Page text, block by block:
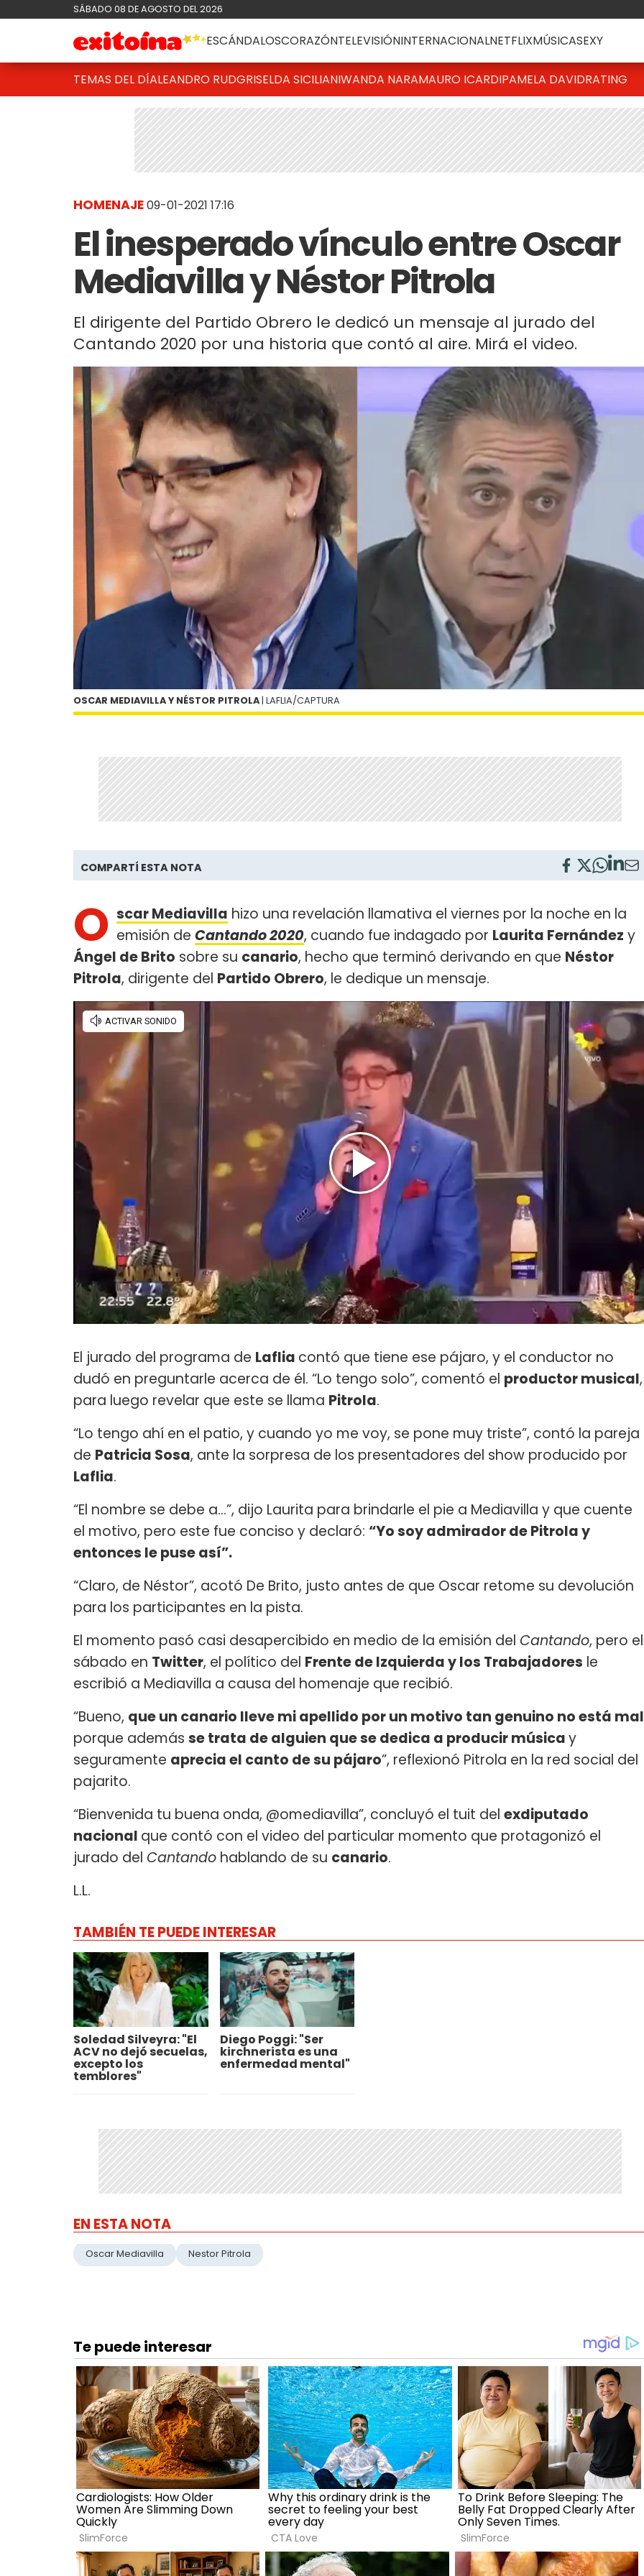
SÁBADO 08 DE AGOSTO DEL 2026
ESCÁNDALOSCORAZÓNTELEVISIÓNINTERNACIONALNETFLIXMÚSICASEXY
TEMAS DEL DÍALEANDRO RUDGRISELDA SICILIANIWANDA NARAMAURO ICARDIPAMELA DAVIDRATING
HOMENAJE09-01-2021 17:16
El inesperado vínculo entre Oscar
Mediavilla y Néstor Pitrola
El dirigente del Partido Obrero le dedicó un mensaje al jurado del
Cantando 2020 por una historia que contó al aire. Mirá el video.
OSCAR MEDIAVILLA Y NÉSTOR PITROLA | LAFLIA/CAPTURA
COMPARTÍ ESTA NOTA
O scar Mediavilla hizo una revelación llamativa el viernes por la noche en la
emisión de Cantando 2020, cuando fue indagado por Laurita Fernández y
Ángel de Brito sobre su canario, hecho que terminó derivando en que Néstor
Pitrola, dirigente del Partido Obrero, le dedique un mensaje.
El jurado del programa de Laflia contó que tiene ese pájaro, y el conductor no
dudó en preguntarle acerca de él. “Lo tengo solo”, comentó el productor musical,
para luego revelar que este se llama Pitrola.
“Lo tengo ahí en el patio, y cuando yo me voy, se pone muy triste”, contó la pareja
de Patricia Sosa, ante la sorpresa de los presentadores del show producido por
Laflia.
“El nombre se debe a...”, dijo Laurita para brindarle el pie a Mediavilla y que cuente
el motivo, pero este fue conciso y declaró: “Yo soy admirador de Pitrola y
entonces le puse así”.
“Claro, de Néstor”, acotó De Brito, justo antes de que Oscar retome su devolución
para los participantes en la pista.
El momento pasó casi desapercibido en medio de la emisión del Cantando, pero el
sábado en Twitter, el político del Frente de Izquierda y los Trabajadores le
escribió a Mediavilla a causa del homenaje que recibió.
“Bueno, que un canario lleve mi apellido por un motivo tan genuino no está mal
porque además se trata de alguien que se dedica a producir músicay
seguramente aprecia el canto de su pájaro”, reflexionó Pitrola en la red social del
pajarito.
“Bienvenida tu buena onda, @omediavilla”, concluyó el tuit del exdiputado
nacional que contó con el video del particular momento que protagonizó el
jurado del Cantando hablando de su canario.
L.L.
TAMBIÉN TE PUEDE INTERESAR
Soledad Silveyra: "El
ACV no dejó secuelas,
excepto los
temblores"
Diego Poggi: "Ser
kirchnerista es una
enfermedad mental"
EN ESTA NOTA
Oscar Mediavilla Nestor Pitrola